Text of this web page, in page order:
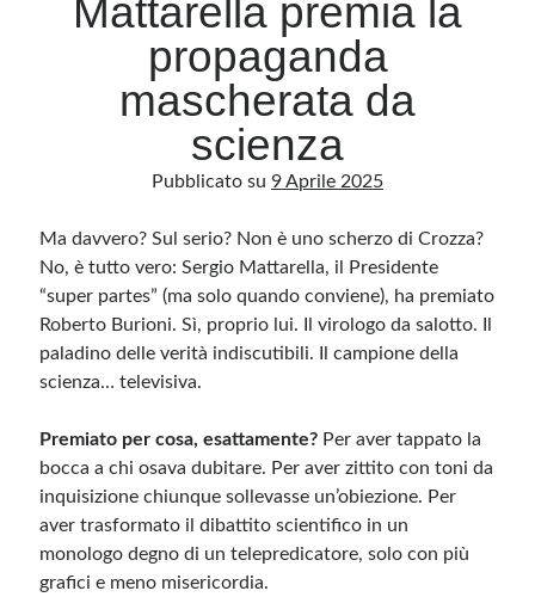
Archivio
Questo blog non rappresenta una testata giornalistica, in quanto viene aggiornato
senza alcuna periodicità. Non può pertanto considerarsi un prodotto editoriale ai
sensi della legge n· 62 del 7.03.2001. L’autore non è responsabile di quanto
pubblicato dai lettori nei commenti ai vari post. Saranno comunque cancellati quelli
privacy. Alcune immagini inserite in questo blog sono tratte da Internet e, pertanto,
considerate di pubblico dominio. Qualora la loro pubblicazione violasse eventuali
diritti d’autore, vi invito a comunicarlo via e-mail a info[at]dinovalle.it e saranno
tramite link né del loro contenuto, che può essere soggetto a variazioni nel tempo.
Mattarella premia la
propaganda
mascherata da
scienza
Pubblicato su 9 Aprile 2025
Ma davvero? Sul serio? Non è uno scherzo di Crozza?
No, è tutto vero: Sergio Mattarella, il Presidente
“super partes” (ma solo quando conviene), ha premiato
Roberto Burioni. Sì, proprio lui. Il virologo da salotto. Il
paladino delle verità indiscutibili. Il campione della
scienza… televisiva.
Premiato per cosa, esattamente? Per aver tappato la
bocca a chi osava dubitare. Per aver zittito con toni da
inquisizione chiunque sollevasse un’obiezione. Per
aver trasformato il dibattito scientifico in un
monologo degno di un telepredicatore, solo con più
grafici e meno misericordia.